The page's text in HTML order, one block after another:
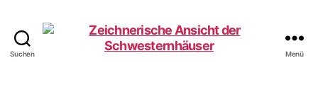
Suchen
www.schwesternhaeuser-
Menü